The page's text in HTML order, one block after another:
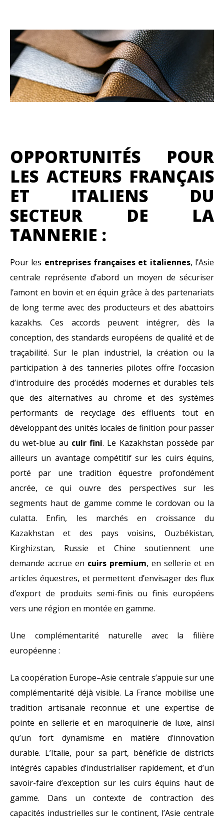
OPPORTUNITÉS POUR
LES ACTEURS FRANÇAIS
ET ITALIENS DU
SECTEUR DE LA
TANNERIE :
Pour les entreprises françaises et italiennes, l’Asie
centrale représente d’abord un moyen de sécuriser
l’amont en bovin et en équin grâce à des partenariats
de long terme avec des producteurs et des abattoirs
kazakhs. Ces accords peuvent intégrer, dès la
conception, des standards européens de qualité et de
traçabilité. Sur le plan industriel, la création ou la
participation à des tanneries pilotes offre l’occasion
d’introduire des procédés modernes et durables tels
que des alternatives au chrome et des systèmes
performants de recyclage des effluents tout en
développant des unités locales de finition pour passer
du wet-blue au cuir fini. Le Kazakhstan possède par
ailleurs un avantage compétitif sur les cuirs équins,
porté par une tradition équestre profondément
ancrée, ce qui ouvre des perspectives sur les
segments haut de gamme comme le cordovan ou la
culatta. Enfin, les marchés en croissance du
Kazakhstan et des pays voisins, Ouzbékistan,
Kirghizstan, Russie et Chine soutiennent une
demande accrue en cuirs premium, en sellerie et en
articles équestres, et permettent d’envisager des flux
d’export de produits semi-finis ou finis européens
vers une région en montée en gamme.
Une complémentarité naturelle avec la filière
européenne :
La coopération Europe–Asie centrale s’appuie sur une
complémentarité déjà visible. La France mobilise une
tradition artisanale reconnue et une expertise de
pointe en sellerie et en maroquinerie de luxe, ainsi
qu’un fort dynamisme en matière d’innovation
durable. L’Italie, pour sa part, bénéficie de districts
intégrés capables d’industrialiser rapidement, et d’un
savoir-faire d’exception sur les cuirs équins haut de
gamme. Dans un contexte de contraction des
capacités industrielles sur le continent, l’Asie centrale